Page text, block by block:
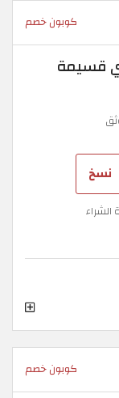
كوبون خصم
سعودي قسيمة
نسخ
الشراء
كوبون خصم